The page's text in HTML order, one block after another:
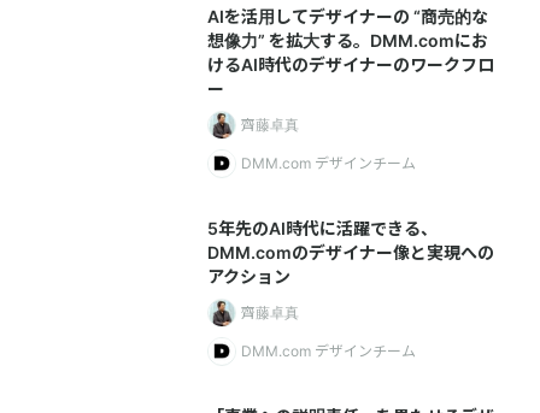
AIを活用してデザイナーの “商売的な
想像力” を拡大する。DMM.comにお
けるAI時代のデザイナーのワークフロ
ー
齊藤卓真
DMM.com デザインチーム
5年先のAI時代に活躍できる、
DMM.comのデザイナー像と実現への
アクション
齊藤卓真
DMM.com デザインチーム